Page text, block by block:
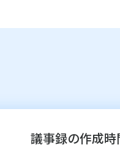
議事録の作成時